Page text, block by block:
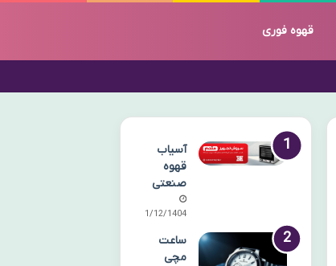
قهوه فوری
آسیاب
قهوه
صنعتی
01/12/1404
ساعت
مچی